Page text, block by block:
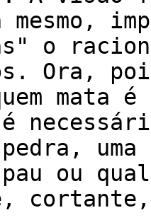
mesmo,
o
Ora,
mata
é
pedra,
pau ou